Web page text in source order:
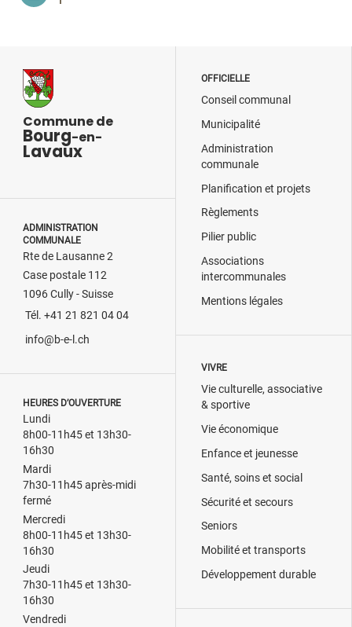
Commune de
Bourg-en-
Lavaux
ADMINISTRATION
COMMUNALE
Rte de Lausanne 2
Case postale 112
1096 Cully - Suisse
Tél. +41 21 821 04 04
info@b-e-l.ch
HEURES D’OUVERTURE
Lundi
8h00-11h45 et 13h30-
16h30
Mardi
7h30-11h45 après-midi
fermé
Mercredi
8h00-11h45 et 13h30-
16h30
Jeudi
7h30-11h45 et 13h30-
16h30
Vendredi
OFFICIELLE
Conseil communal
Municipalité
Administration
communale
Planification et projets
Règlements
Pilier public
Associations
intercommunales
Mentions légales
VIVRE
Vie culturelle, associative
& sportive
Vie économique
Enfance et jeunesse
Santé, soins et social
Sécurité et secours
Seniors
Mobilité et transports
Développement durable